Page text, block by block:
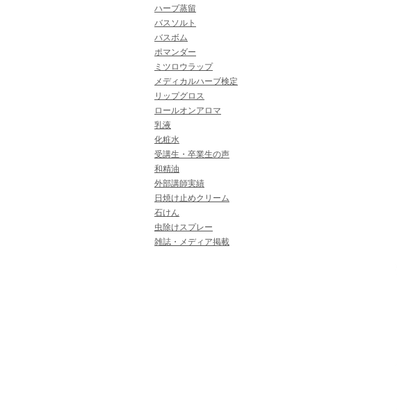
ハーブ蒸留
バスソルト
バスボム
ポマンダー
ミツロウラップ
メディカルハーブ検定
リップグロス
ロールオンアロマ
乳液
化粧水
受講生・卒業生の声
和精油
外部講師実績
日焼け止めクリーム
石けん
虫除けスプレー
雑誌・メディア掲載